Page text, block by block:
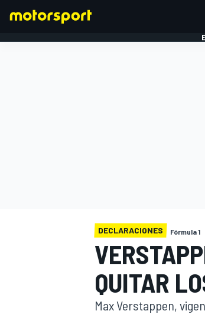
INDYCAR
DECLARACIONES Fórmula 1
QUITAR
Max Verstappen,